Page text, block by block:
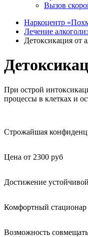
Вызов
Наркоцентр
Лечение
Детоксикация от
При острой
процессы в клетках и
Строжайшая
Цена от 2300 руб
Достижение
Комфортный
Возможность